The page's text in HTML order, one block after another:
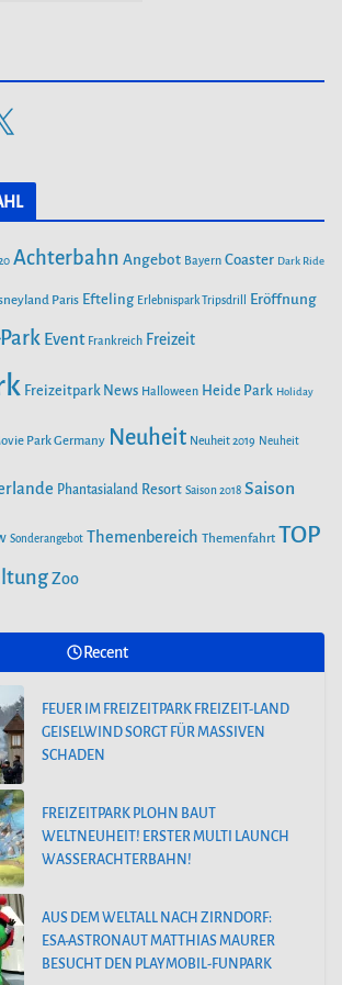
Achterbahn Angebot Bayern Coaster Dark Ride
Paris Efteling Erlebnispark Tripsdrill Eröffnung
Event Frankreich Freizeit
Freizeitpark News Halloween Heide Park Holiday
Park Germany Neuheit Neuheit 2019 Neuheit
Phantasialand Resort Saison 2018 Saison
Sonderangebot Themenbereich Themenfahrt TOP
Zoo
Recent
FEUER IM FREIZEITPARK FREIZEIT-LAND
GEISELWIND SORGT FÜR MASSIVEN
SCHADEN
FREIZEITPARK PLOHN BAUT
WELTNEUHEIT! ERSTER MULTI LAUNCH
WASSERACHTERBAHN!
AUS DEM WELTALL NACH ZIRNDORF:
ESA-ASTRONAUT MATTHIAS MAURER
BESUCHT DEN PLAYMOBIL-FUNPARK